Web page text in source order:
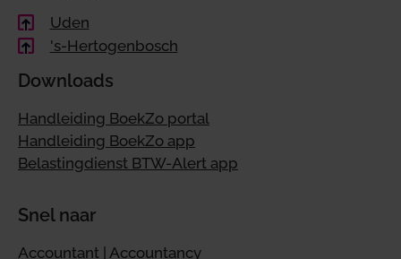
Uden
's-Hertogenbosch
Downloads
Handleiding BoekZo portal
Handleiding BoekZo app
Belastingdienst BTW-Alert app
Snel naar
Accountant | Accountancy